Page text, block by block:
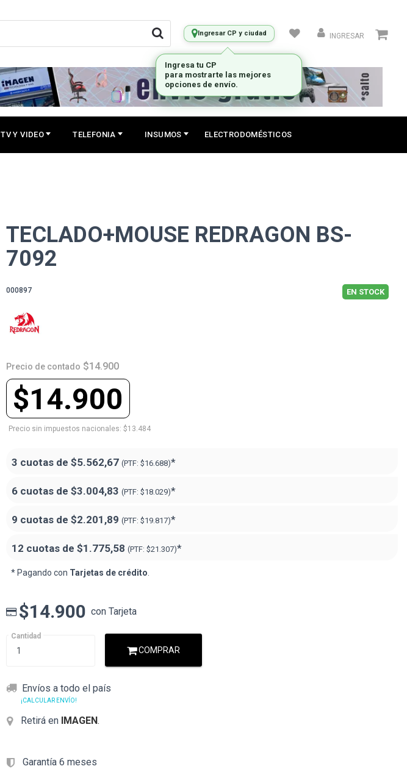
Ingresar CP y ciudad INGRESAR
TV Y VIDEO TELEFONIA INSUMOS ELECTRODOMÉSTICOS
TECLADO+MOUSE REDRAGON BS-
7092
000897 EN STOCK
Precio de contado $14.900
$14.900
Precio sin impuestos nacionales: $13.484
3 cuotas de $5.562,67 (PTF: $16.688)*
6 cuotas de $3.004,83 (PTF: $18.029)*
9 cuotas de $2.201,89 (PTF: $19.817)*
12 cuotas de $1.775,58 (PTF: $21.307)*
* Pagando con Tarjetas de crédito
$14.900 con Tarjeta
Cantidad
COMPRAR
Envíos a todo el país
¡CALCULAR ENVÍO!
Retirá en IMAGEN.
Garantía 6 meses